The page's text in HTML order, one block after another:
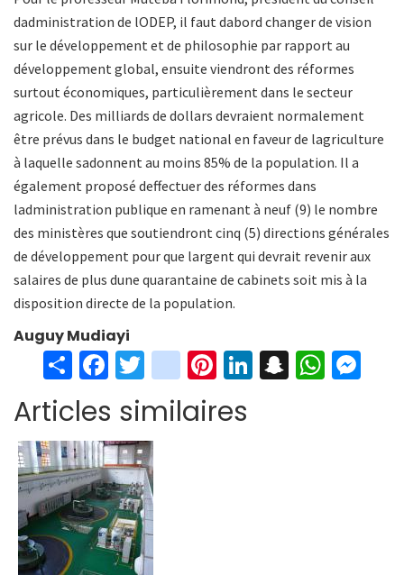
dadministration de lODEP, il faut dabord changer de vision
sur le développement et de philosophie par rapport au
développement global, ensuite viendront des réformes
surtout économiques, particulièrement dans le secteur
agricole. Des milliards de dollars devraient normalement
être prévus dans le budget national en faveur de lagriculture
à laquelle sadonnent au moins 85% de la population. Il a
également proposé deffectuer des réformes dans
ladministration publique en ramenant à neuf (9) le nombre
des ministères que soutiendront cinq (5) directions générales
de développement pour que largent qui devrait revenir aux
salaires de plus dune quarantaine de cabinets soit mis à la
disposition directe de la population.
Auguy Mudiayi
S
h
ar
e
Fa
ce
b
o
o
k
T
wi
tt
er
in
st
ag
Pi
er
Li S W
Articles similaires